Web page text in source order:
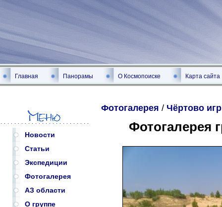
Главная Панорамы О Космопоиске Карта сайта
Новости
Статьи
Экспедиции
Фотогалерея
АЗ области
О группе
Фотогалерея / Чёртово
Фотогалерея